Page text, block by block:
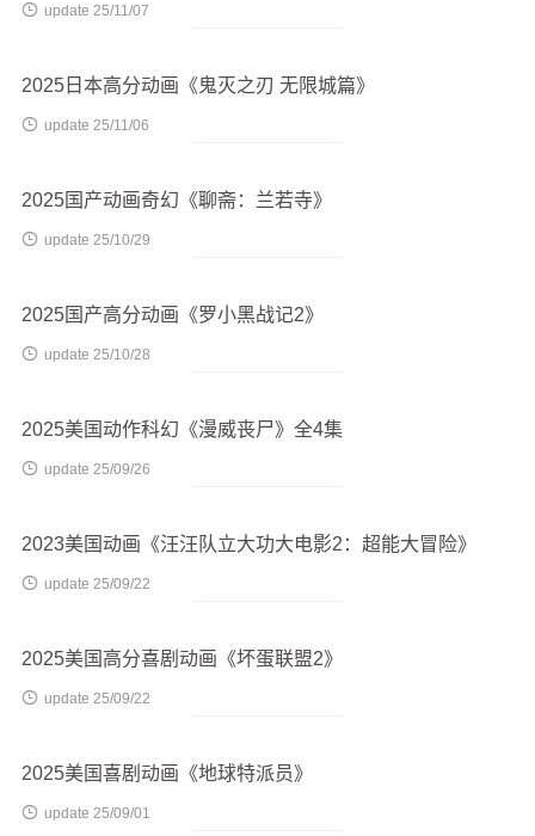
 update 25/11/07
2025日本高分动画《鬼灭之刃 无限城篇》
 update 25/11/06
2025国产动画奇幻《聊斋：兰若寺》
 update 25/10/29
2025国产高分动画《罗小黑战记2》
 update 25/10/28
2025美国动作科幻《漫威丧尸》全4集
 update 25/09/26
2023美国动画《汪汪队立大功大电影2：超能大冒险》
 update 25/09/22
2025美国高分喜剧动画《坏蛋联盟2》
 update 25/09/22
2025美国喜剧动画《地球特派员》
 update 25/09/01